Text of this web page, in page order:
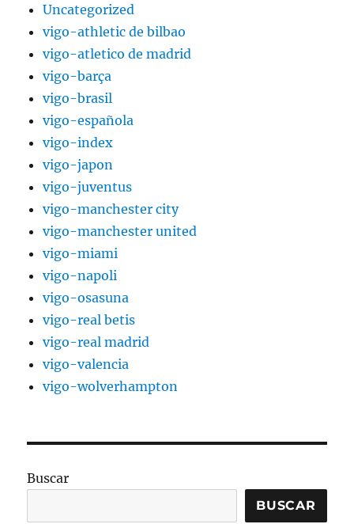
Uncategorized
vigo-athletic de bilbao
vigo-atletico de madrid
vigo-barça
vigo-brasil
vigo-española
vigo-index
vigo-japon
vigo-juventus
vigo-manchester city
vigo-manchester united
vigo-miami
vigo-napoli
vigo-osasuna
vigo-real betis
vigo-real madrid
vigo-valencia
vigo-wolverhampton
Buscar
BUSCAR